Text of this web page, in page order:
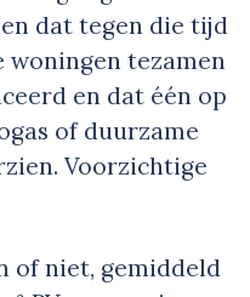
dat tegen die tijd
woningen tezamen
en dat één op
of duurzame
Voorzichtige
of niet, gemiddeld